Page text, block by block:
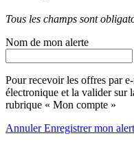
Tous les champs sont
Nom de mon alerte
Pour recevoir les offres par
électronique et la valider sur
rubrique « Mon compte »
AnnulerEnregistrer mon